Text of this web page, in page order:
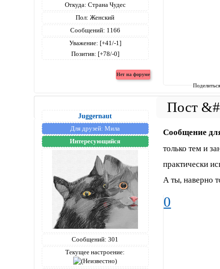
Откуда: Страна Чудес
Пол: Женский
Сообщений: 1166
Уважение: [+41/-1]
Позитив: [+78/-0]
Juggernaut
Для друзей: Мила
Интересующийся
Сообщений: 301
Текущее настроение:
Сообщение
только тем и
практически
А ты, наверно
0